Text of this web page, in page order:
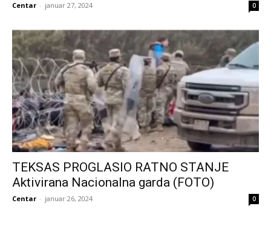
Centar - januar 27, 2024 0
TEKSAS PROGLASIO RATNO STANJE
Aktivirana Nacionalna garda (FOTO)
Centar - januar 26, 2024 0